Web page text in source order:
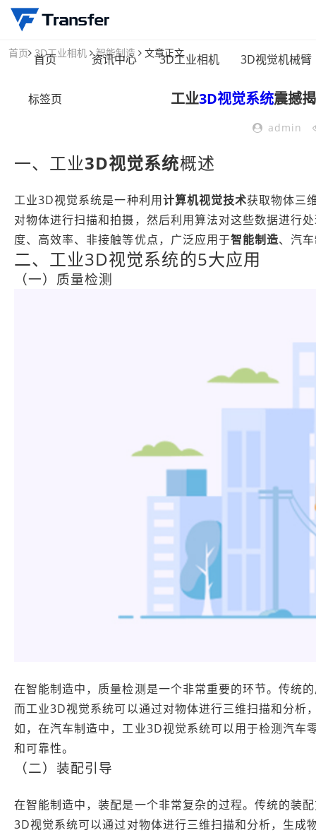
首页 资讯中心 3D工业相机 3D视觉机械臂
标签页
首页 3D工业相机 智能制造 文章正文
工业3D视觉系统震撼
admin
一、工业3D视觉系统概述
工业3D视觉系统是一种利用计算机视觉技术获取物体三
对物体进行扫描和拍摄，然后利用算法对这些数据进行
度、高效率、非接触等优点，广泛应用于智能制造、汽
二、工业3D视觉系统的5大应用
（一）质量检测
在智能制造中，质量检测是一个非常重要的环节。传统
而工业3D视觉系统可以通过对物体进行三维扫描和分
如，在汽车制造中，工业3D视觉系统可以用于检测汽
和可靠性。
（二）装配引导
在智能制造中，装配是一个非常复杂的过程。传统的装
3D视觉系统可以通过对物体进行三维扫描和分析，生